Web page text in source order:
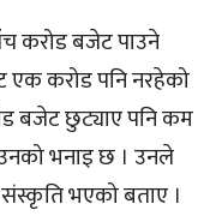
करोड बजेट पाउने
एक करोड पनि नरहेको
बजेट छुट्याए पनि कम
भनाइ छ । उनले
भएको बताए ।